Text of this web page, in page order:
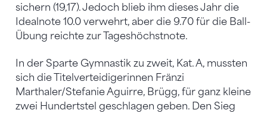
sichern (19,17). Jedoch blieb ihm dieses Jahr die
Idealnote 10.0 verwehrt, aber die 9.70 für die Ball-
Übung reichte zur Tageshöchstnote.
In der Sparte Gymnastik zu zweit, Kat. A, mussten
sich die Titelverteidigerinnen Fränzi
Marthaler/Stefanie Aguirre, Brügg, für ganz kleine
zwei Hundertstel geschlagen geben. Den Sieg